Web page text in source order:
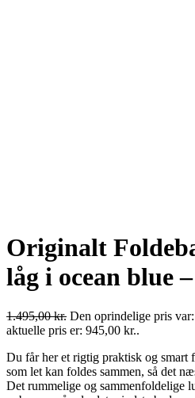
Originalt
låg i ocean blue
1.495,00kr. Den oprindelige pris
aktuelle pris er: 945,00 kr..
Du får her et rigtig praktisk og smart
som let kan foldes sammen, så det
Det rummelige og sammenfoldelige